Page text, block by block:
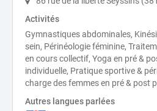
Activités
Gymnastiques abdominales,
sein, Périnéologie féminine,
en cours collectif, Yoga en pré &
individuelle, Pratique sportive &
charge des femmes en pré & post
Autres langues parlées